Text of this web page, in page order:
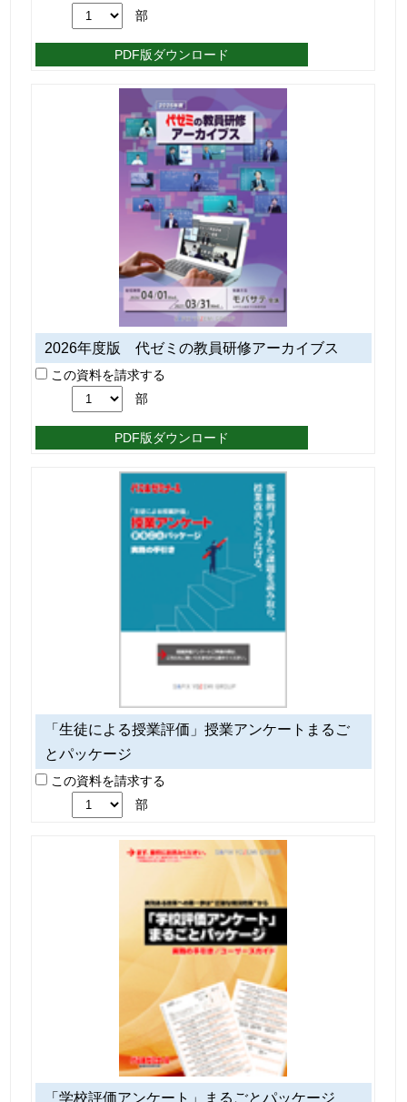
部
PDF版ダウンロード
2026年度版 代ゼミの教員研修アーカイブス
この資料を請求する
部
PDF版ダウンロード
「生徒による授業評価」授業アンケートまるご
とパッケージ
この資料を請求する
部
「学校評価アンケート」まるごとパッケージ